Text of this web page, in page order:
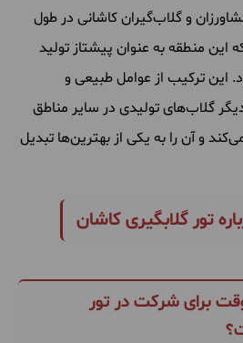
و گلاب‌گیران کاشانی در طول
منطقه به عنوان پیشتاز تولید
این ترکیب از عوامل طبیعی و
گلاب‌های تولیدی در سایر مناطق
و آن را به یکی از بهترین‌ها تبدیل
تور گلابگیری کاشان
برای شرکت در تور